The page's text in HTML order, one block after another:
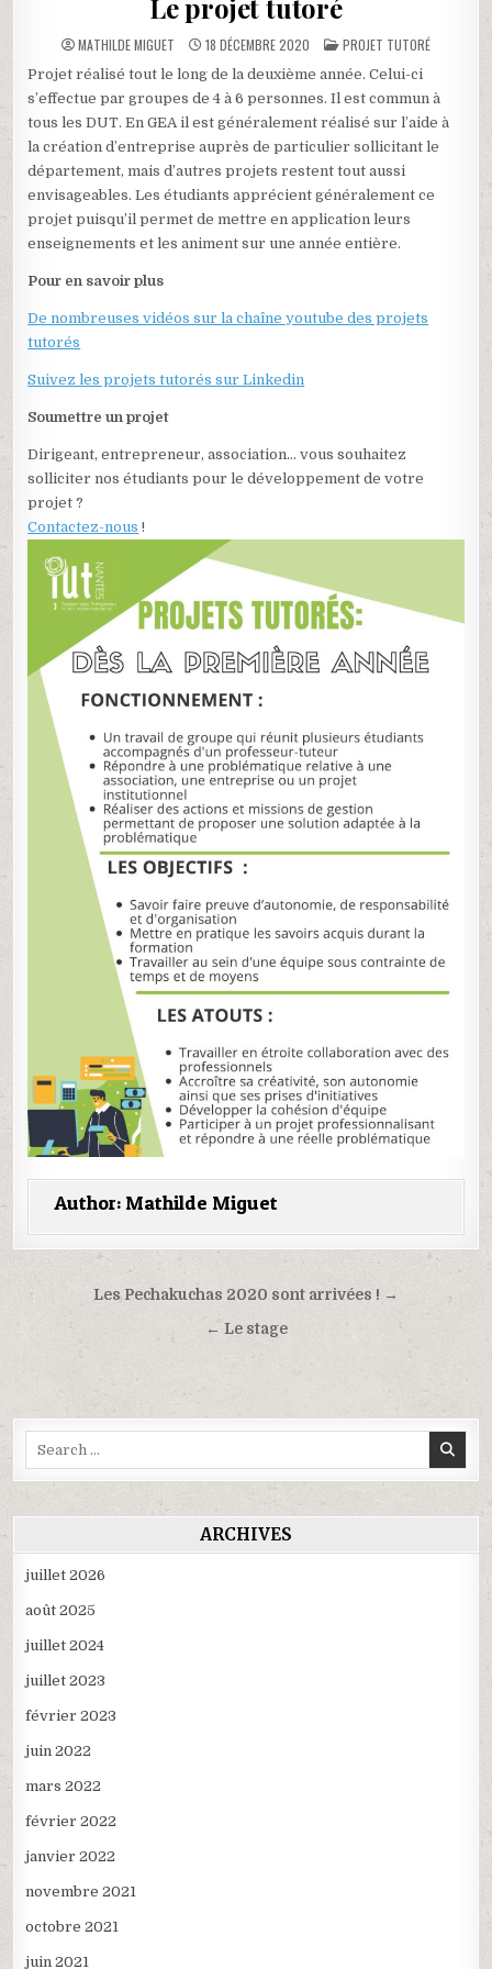
Le projet tutoré
MATHILDE MIGUET 18 DÉCEMBRE 2020 POSTED
IN
PROJET TUTORÉ
Projet réalisé tout le long de la deuxième année. Celui-ci
s’effectue par groupes de 4 à 6 personnes. Il est commun à
tous les DUT. En GEA il est généralement réalisé sur l’aide à
la création d’entreprise auprès de particulier sollicitant le
département, mais d’autres projets restent tout aussi
envisageables. Les étudiants apprécient généralement ce
projet puisqu’il permet de mettre en application leurs
enseignements et les animent sur une année entière.
Pour en savoir plus
De nombreuses vidéos sur la chaîne youtube des projets
tutorés
Suivez les projets tutorés sur Linkedin
Soumettre un projet
Dirigeant, entrepreneur, association… vous souhaitez
solliciter nos étudiants pour le développement de votre
projet ?
Contactez-nous !
Author: Mathilde Miguet
Navigation
de
l’article
Les Pechakuchas 2020 sont arrivées ! →
← Le stage
ARCHIVES
juillet 2026
août 2025
juillet 2024
juillet 2023
février 2023
juin 2022
mars 2022
février 2022
janvier 2022
novembre 2021
octobre 2021
juin 2021